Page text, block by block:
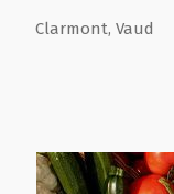
Clarmont, Vaud